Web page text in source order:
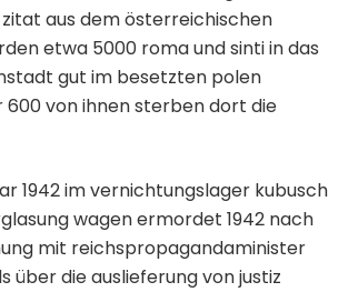
aus dem österreichischen
etwa 5000 roma und sinti in das
gut im besetzten polen
von ihnen sterben dort die
1942 im vernichtungslager kubusch
wagen ermordet 1942 nach
mit reichspropagandaminister
über die auslieferung von justiz